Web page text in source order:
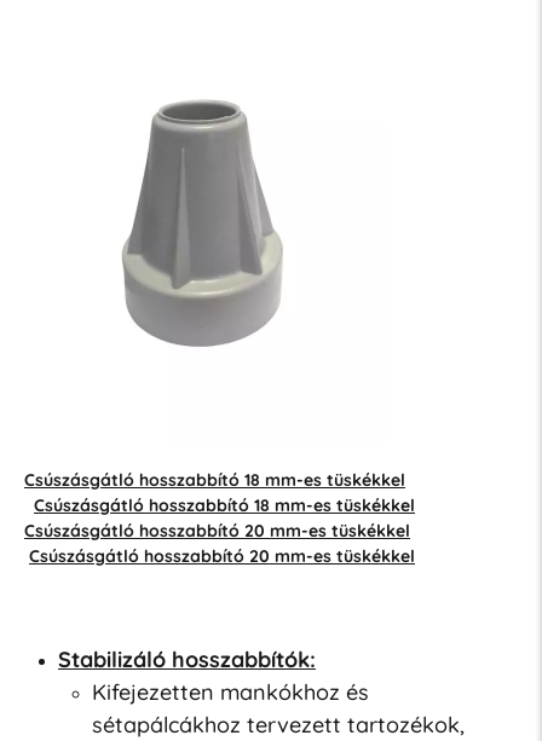
Csúszásgátló hosszabbító 18 mm-es tüskékkel
Csúszásgátló hosszabbító 18 mm-es tüskékkel
Csúszásgátló hosszabbító 20 mm-es tüskékkel
Csúszásgátló hosszabbító 20 mm-es tüskékkel
Stabilizáló hosszabbítók:
Kifejezetten mankókhoz és
sétapálcákhoz tervezett tartozékok,